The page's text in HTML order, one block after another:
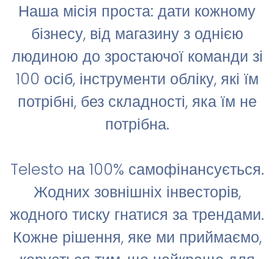
Наша місія проста: дати кожному
бізнесу, від магазину з однією
людиною до зростаючої команди зі
100 осіб, інструменти обліку, які їм
потрібні, без складності, яка їм не
потрібна.
Telesto на 100% самофінансується.
Жодних зовнішніх інвесторів,
жодного тиску гнатися за трендами.
Кожне рішення, яке ми приймаємо,